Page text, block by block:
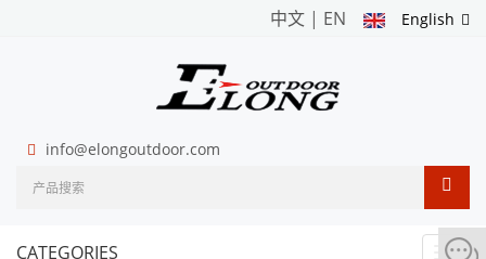
English
中文 | EN
info@elongoutdoor.com
CATEGORIES